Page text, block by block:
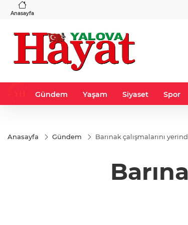
Anasayfa
%-0,22
Gündem Yaşam Siyaset Spor
Anasayfa Gündem Barınak çalışmalarını